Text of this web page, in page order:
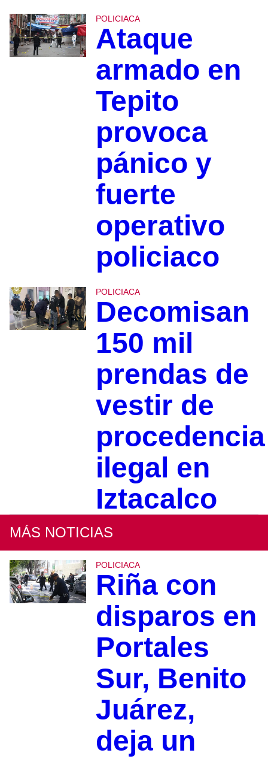
POLICIACA
Ataque
armado en
Tepito
provoca
pánico y
fuerte
operativo
policiaco
POLICIACA
Decomisan
150 mil
prendas de
vestir de
procedencia
ilegal en
Iztacalco
MÁS NOTICIAS
POLICIACA
Riña con
disparos en
Portales
Sur, Benito
Juárez,
deja un